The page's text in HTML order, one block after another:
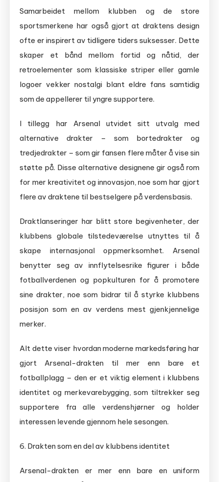
Samarbeidet mellom klubben og de store
sportsmerkene har også gjort at draktens design
ofte er inspirert av tidligere tiders suksesser. Dette
skaper et bånd mellom fortid og nåtid, der
retroelementer som klassiske striper eller gamle
logoer vekker nostalgi blant eldre fans samtidig
som de appellerer til yngre supportere.
I tillegg har Arsenal utvidet sitt utvalg med
alternative drakter – som bortedrakter og
tredjedrakter – som gir fansen flere måter å vise sin
støtte på. Disse alternative designene gir også rom
for mer kreativitet og innovasjon, noe som har gjort
flere av draktene til bestselgere på verdensbasis.
Draktlanseringer har blitt store begivenheter, der
klubbens globale tilstedeværelse utnyttes til å
skape internasjonal oppmerksomhet. Arsenal
benytter seg av innflytelsesrike figurer i både
fotballverdenen og popkulturen for å promotere
sine drakter, noe som bidrar til å styrke klubbens
posisjon som en av verdens mest gjenkjennelige
merker.
Alt dette viser hvordan moderne markedsføring har
gjort Arsenal-drakten til mer enn bare et
fotballplagg – den er et viktig element i klubbens
identitet og merkevarebygging, som tiltrekker seg
supportere fra alle verdenshjørner og holder
interessen levende gjennom hele sesongen.
6. Drakten som en del av klubbens identitet
Arsenal-drakten er mer enn bare en uniform